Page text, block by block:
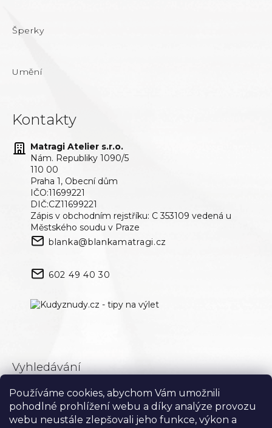
Používáme cookies, abychom Vám umožnili
pohodlné prohlížení webu a díky analýze provozu
webu neustále zlepšovali jeho funkce, výkon a
Šperky
Umění
Kontakty
Matragi Atelier s.r.o.
Nám. Republiky 1090/5
110 00
Praha 1, Obecní dům
IČO:11699221
DIČ:CZ11699221
Zápis v obchodním rejstříku: C 353109 vedená u
Městského soudu v Praze
blanka@blankamatragi.cz
602 49 40 30
Vyhledávání
Hledat